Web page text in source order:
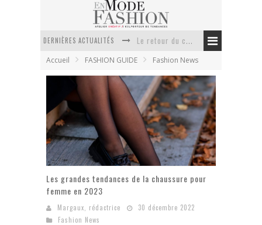
DERNIÈRES ACTUALITÉS
Doudoune pour femme : choisir la pièce idéale entre style, chaleur et durabilité
La trousse de toilette : l’accessoire indispensable de voyage
Week-end spa en automne : quel maillot de bain choisir ?
Pourquoi le costume sur mesure à Paris est un incontournable de l’élégance contemporaine ?
Anti chute cheveux homme : quelles solutions pour renforcer sa chevelure ?
Accueil FASHION GUIDE Fashion News
Les grandes tendances de la chaussure pour
femme en 2023
Margaux, rédactrice
30 décembre 2022
Fashion News